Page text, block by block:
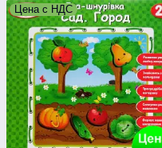
Цена с НДС